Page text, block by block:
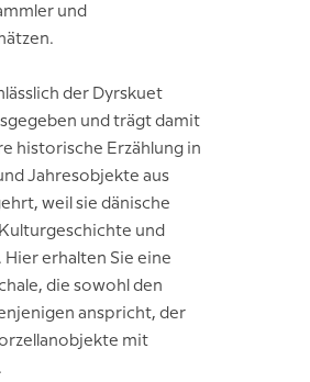
und
der Dyrskuet
und trägt damit
historische Erzählung in
Jahresobjekte aus
weil sie dänische
und
erhalten Sie eine
die sowohl den
anspricht, der
mit